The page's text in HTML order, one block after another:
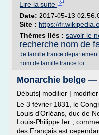
Lire la suite
Date: 2017-05-13
Site : https://
Thèmes liés : savoir le
recherche nom de
de famille france departement
nom de famille france loi
Monarchie belge —
Débuts[ modifier |
Le 3 février 1831, le
Louis d'Orléans, duc de
Louis-Philippe Ier ,
des Français est